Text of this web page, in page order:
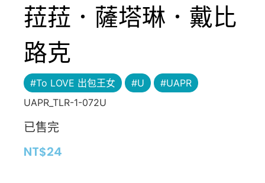
菈菈．薩塔琳．戴比
路克
#To LOVE 出包王女 #U
#UAPR
UAPR_TLR-1-072U
已售完
NT$24